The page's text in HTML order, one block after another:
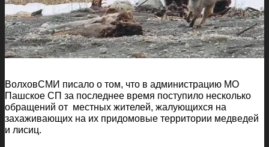
ВолховСМИ писало о том, что в администрацию МО
Пашское СП за последнее время поступило несколько
обращений от местных жителей, жалующихся на
захаживающих на их придомовые территории медведей
и лисиц.